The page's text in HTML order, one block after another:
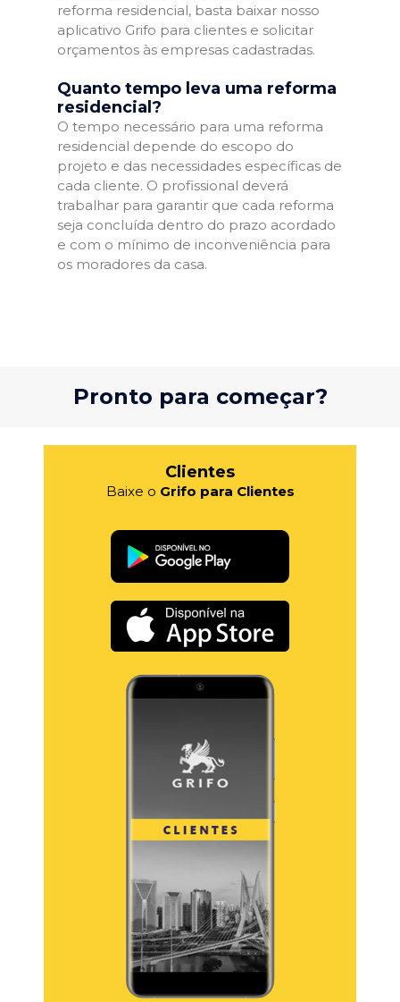
reforma residencial, basta baixar nosso
aplicativo Grifo para clientes e solicitar
orçamentos às empresas cadastradas.
Quanto tempo leva uma reforma
residencial?
O tempo necessário para uma reforma
residencial depende do escopo do
projeto e das necessidades específicas de
cada cliente. O profissional deverá
trabalhar para garantir que cada reforma
seja concluída dentro do prazo acordado
e com o mínimo de inconveniência para
os moradores da casa.
Pronto para começar?
Clientes
Baixe o Grifo para Clientes